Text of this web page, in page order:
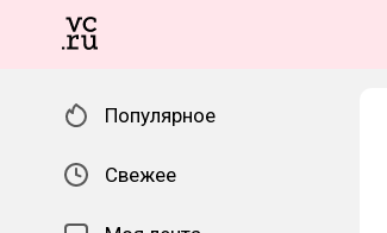
Популярное
Свежее